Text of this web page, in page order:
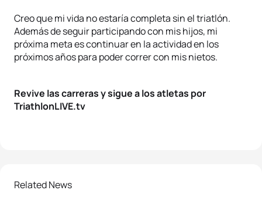
Creo que mi vida no estaría completa sin el triatlón.
Además de seguir participando con mis hijos, mi
próxima meta es continuar en la actividad en los
próximos años para poder correr con mis nietos.
Revive las carreras y sigue a los atletas por
TriathlonLIVE.tv
Related News